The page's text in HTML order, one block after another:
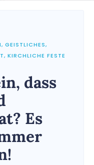
, GEISTLICHES,
, KIRCHLICHE FESTE
dass
Es